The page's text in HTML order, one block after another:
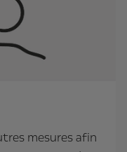
mesures afin